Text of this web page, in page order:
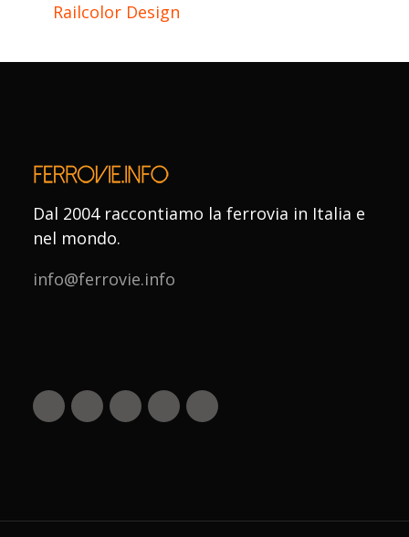
Railcolor Design
Dal 2004 raccontiamo la ferrovia in Italia e
nel mondo.
info@ferrovie.info